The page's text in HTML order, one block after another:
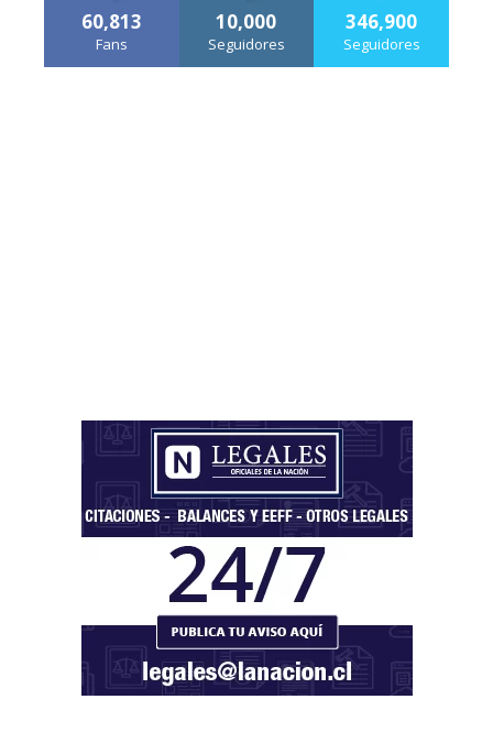
60,813
Fans
10,000
Seguidores
346,900
Seguidores